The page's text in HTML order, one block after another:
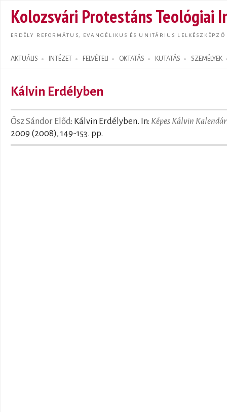
Kolozsvári Protestáns Teológiai
ERDÉLY REFORMÁTUS, EVANGÉLIKUS ÉS UNITÁRIUS LELKÉSZKÉPZŐ
AKTUÁLIS INTÉZET FELVÉTELI OKTATÁS KUTATÁS SZEMÉLYEK
Search form
Kálvin Erdélyben
Ősz Sándor Előd: Kálvin Erdélyben. In: Képes Kálvin
2009 (2008), 149-153. pp.